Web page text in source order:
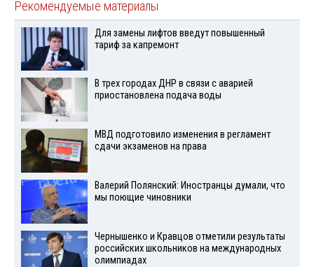
Рекомендуемые материалы
Для замены лифтов введут повышенный
тариф за капремонт
В трех городах ДНР в связи с аварией
приостановлена подача воды
МВД подготовило изменения в регламент
сдачи экзаменов на права
Валерий Полянский: Иностранцы думали, что
мы поющие чиновники
Чернышенко и Кравцов отметили результаты
российских школьников на международных
олимпиадах